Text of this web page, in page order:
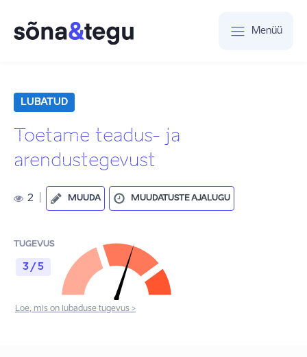
Menüü
LUBATUD
Toetame teadus- ja
arendustegevust
2 MUUDA MUUDATUSTE AJALUGU
TUGEVUS
3 / 5
Loe, mis on lubaduse tugevus >